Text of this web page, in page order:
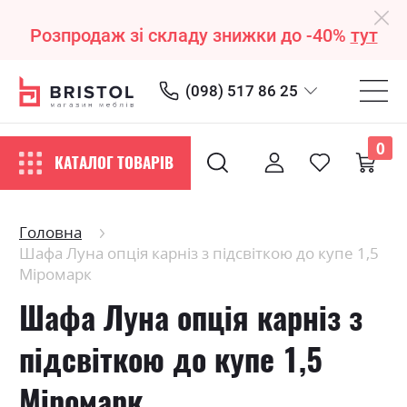
Розпродаж зі складу знижки до -40% тут
(098) 517 86 25
КАТАЛОГ ТОВАРІВ
0
Головна
Шафа Луна опція карніз з підсвіткою до купе 1,5
Міромарк
Шафа Луна опція карніз з
підсвіткою до купе 1,5